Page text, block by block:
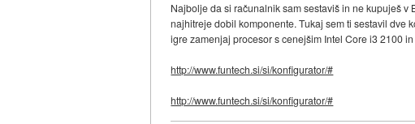
Najbolje da si računalnik sam sestaviš in ne kupuješ
najhitreje dobil komponente. Tukaj sem ti sestavil dve
igre zamenjaj procesor s cenejšim Intel Core i3 2100
http://www.funtech.si/si/konfigurator/#
http://www.funtech.si/si/konfigurator/#